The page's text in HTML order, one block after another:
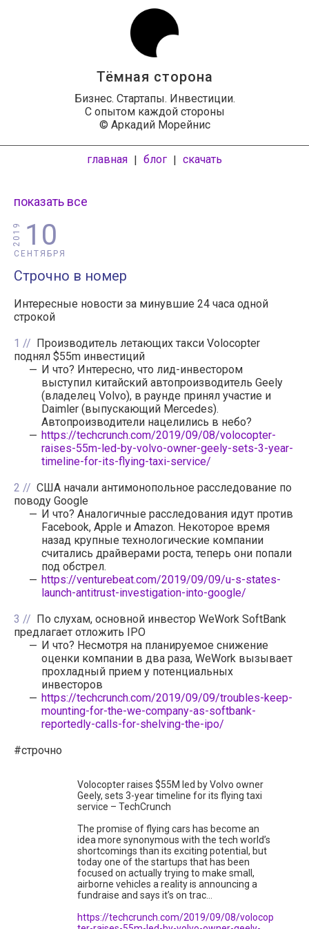
Тёмная сторона
Бизнес. Стартапы. Инвестиции.
С опытом каждой стороны
© Аркадий Морейнис
главная | блог | скачать
показать все
10
СЕНТЯБРЯ
2019
Строчно в номер
Интересные новости за минувшие 24 часа одной
строкой
1
Производитель летающих такси Volocopter
поднял $55m инвестиций
И что? Интересно, что лид-инвестором
выступил китайский автопроизводитель Geely
(владелец Volvo), в раунде принял участие и
Daimler (выпускающий Mercedes).
Автопроизводители нацелились в небо?
https://techcrunch.com/2019/09/08/volocopter-
raises-55m-led-by-volvo-owner-geely-sets-3-year-
timeline-for-its-flying-taxi-service/
2
США начали антимонопольное расследование по
поводу Google
И что? Аналогичные расследования идут против
Facebook, Apple и Amazon. Некоторое время
назад крупные технологические компании
считались драйверами роста, теперь они попали
под обстрел.
https://venturebeat.com/2019/09/09/u-s-states-
launch-antitrust-investigation-into-google/
3
По слухам, основной инвестор WeWork SoftBank
предлагает отложить IPO
И что? Несмотря на планируемое снижение
оценки компании в два раза, WeWork вызывает
прохладный прием у потенциальных
инвесторов
https://techcrunch.com/2019/09/09/troubles-keep-
mounting-for-the-we-company-as-softbank-
reportedly-calls-for-shelving-the-ipo/
#строчно
Volocopter raises $55M led by Volvo owner
Geely, sets 3-year timeline for its flying taxi
service – TechCrunch
The promise of flying cars has become an
idea more synonymous with the tech world’s
shortcomings than its exciting potential, but
today one of the startups that has been
focused on actually trying to make small,
airborne vehicles a reality is announcing a
fundraise and says it’s on trac…
https://techcrunch.com/2019/09/08/volocop